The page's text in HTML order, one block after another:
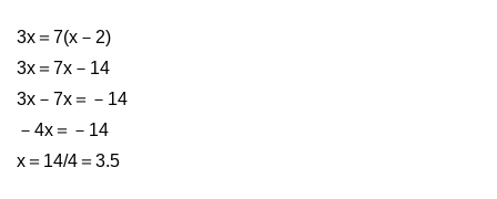
3x＝7(x－2)
3x＝7x－14
3x－7x＝－14
－4x＝－14
x＝14/4＝3.5